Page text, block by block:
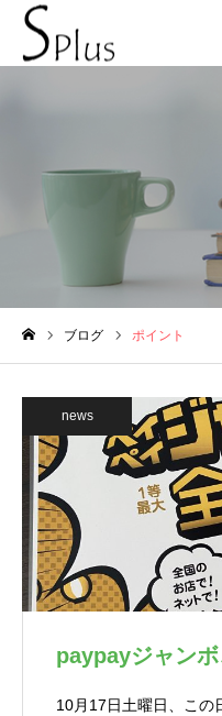
ポ
ブログ ポイント
news
paypayジャン
10月17日土曜日、この